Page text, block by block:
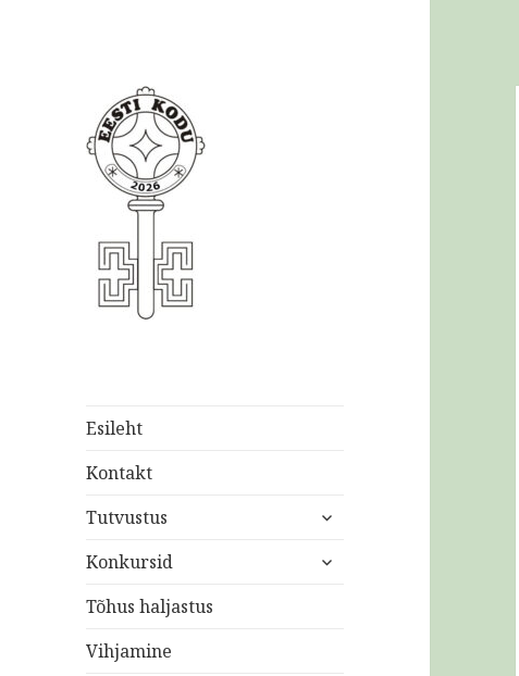
Ühendus MTÜ
Esileht
Kontakt
Tutvustus
laienda
menüü
Konkursid
laienda
Tõhus haljastus
Vihjamine